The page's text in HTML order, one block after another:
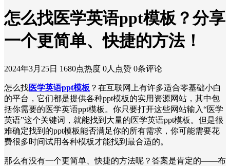
怎么找医学英语ppt模板？分享
一个更简单、快捷的方法！
2024年3月25日 1680点热度 0人点赞 0条评论
怎么找医学英语ppt模板 ？在互联网上有许多适合零基础小白
的平台，它们都是提供各种ppt模板的实用资源网站，其中包
括你需要的医学英语ppt模板。你只要打开这些网站输入“医学
英语”这个关键词，就能找到大量的医学英语ppt模板。但是很
难确定找到的ppt模板能否满足你的所有需求，你可能需要花
费很多时间试用各种模板才能找到最合适的。
那么有没有一个更简单、快捷的方法呢？答案是肯定的——布